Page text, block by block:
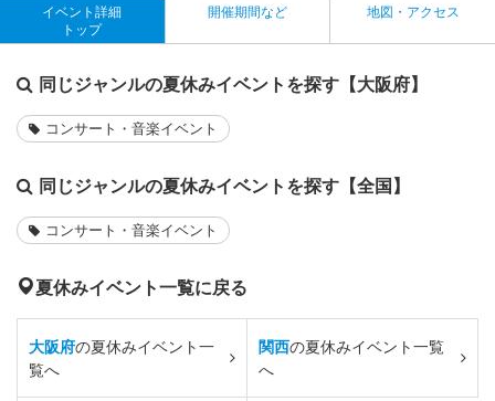
イベント詳細
トップ
開催期間など 地図・アクセス
同じジャンルの夏休みイベントを探す【大阪府】
コンサート・音楽イベント
同じジャンルの夏休みイベントを探す【全国】
コンサート・音楽イベント
夏休みイベント一覧に戻る
大阪府の夏休みイベント一
覧へ
関西の夏休みイベント一覧
へ